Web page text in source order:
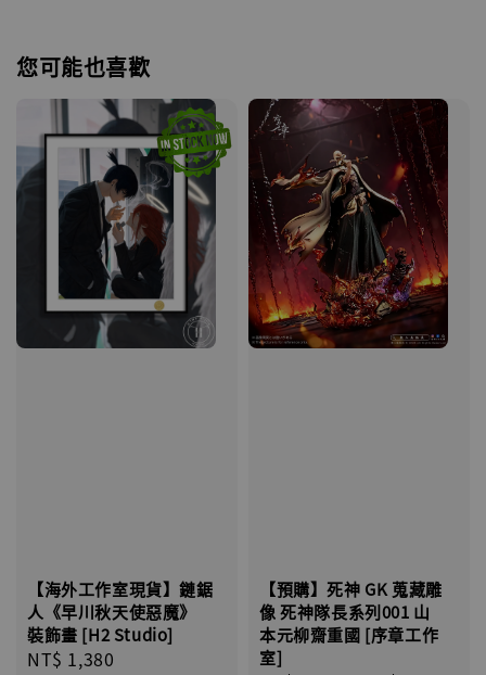
您可能也喜歡
【海外工作室現貨】鏈鋸
人《早川秋天使惡魔》
裝飾畫 [H2 Studio]
Regular
NT$ 1,380
【預購】死神 GK 蒐藏雕
像 死神隊長系列001 山
本元柳齋重國 [序章工作
室]